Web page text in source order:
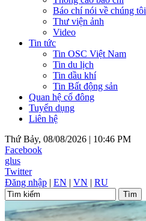
Báo chí nói về chúng tôi
Thư viện ảnh
Video
Tin tức
Tin OSC Việt Nam
Tin du lịch
Tin dầu khí
Tin Bất động sản
Quan hệ cổ đông
Tuyển dụng
Liên hệ
Thứ Bảy, 08/08/2026 | 10:46 PM
Facebook
glus
Twitter
Đăng nhập | EN | VN | RU